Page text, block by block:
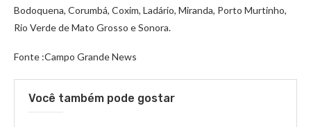
Bodoquena, Corumbá, Coxim, Ladário, Miranda, Porto Murtinho,
Rio Verde de Mato Grosso e Sonora.
Fonte :Campo Grande News
Você também pode gostar